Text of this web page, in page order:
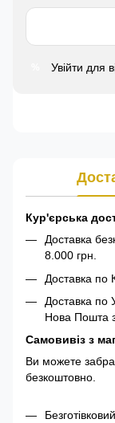
Увійти для
Кур'єрська
Доставка
8.000 грн.
Доставка по
Доставка по
Нова Пошта
Самовивіз з
Ви можете
безкоштовно.